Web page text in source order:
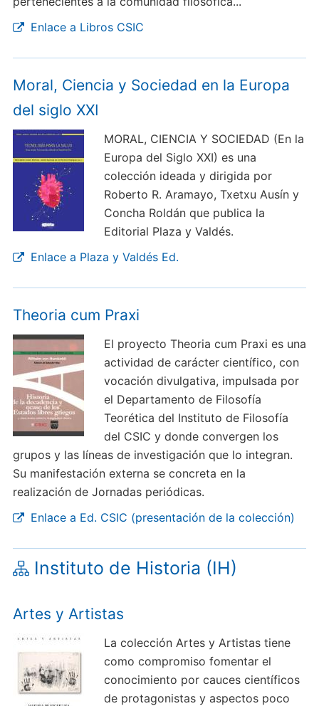
Enlace a Libros CSIC
Moral, Ciencia y Sociedad en la Europa
del siglo XXI
MORAL, CIENCIA Y SOCIEDAD (En la
Europa del Siglo XXI) es una
colección ideada y dirigida por
Roberto R. Aramayo, Txetxu Ausín y
Concha Roldán que publica la
Editorial Plaza y Valdés.
Enlace a Plaza y Valdés Ed.
Theoria cum Praxi
El proyecto Theoria cum Praxi es una
actividad de carácter científico, con
vocación divulgativa, impulsada por
el Departamento de Filosofía
Teorética del Instituto de Filosofía
del CSIC y donde convergen los
grupos y las líneas de investigación que lo integran.
Su manifestación externa se concreta en la
realización de Jornadas periódicas.
Enlace a Ed. CSIC (presentación de la colección)
Instituto de Historia (IH)
Artes y Artistas
La colección Artes y Artistas tiene
como compromiso fomentar el
conocimiento por cauces científicos
de protagonistas y aspectos poco